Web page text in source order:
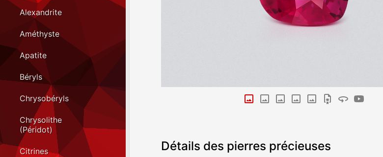
Détails des pierres précieuses
Alexandrite
Améthyste
Apatite
Béryls
Chrysobéryls
Chrysolithe
(Péridot)
Citrines